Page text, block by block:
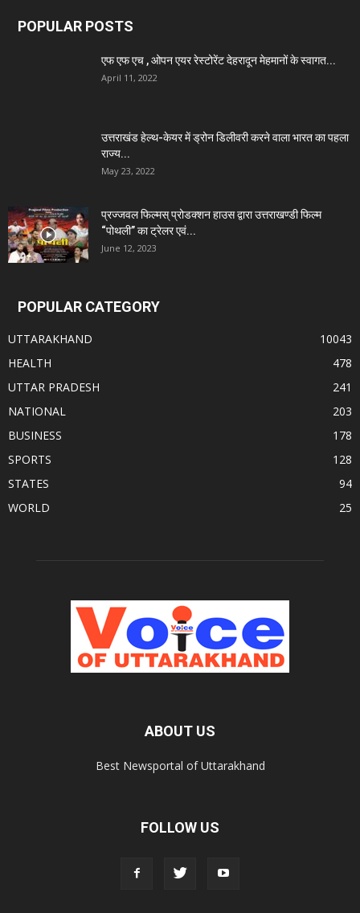
POPULAR POSTS
एफ एफ एच , ओपन एयर रेस्टोरेंट देहरादून मेहमानों के स्वागत...
April 11, 2022
उत्तराखंड हेल्थ-केयर में ड्रोन डिलीवरी करने वाला भारत का पहला
राज्य...
May 23, 2022
प्रज्जवल फिल्मस् प्रोडक्शन हाउस द्वारा उत्तराखण्डी फिल्म
“पोथली” का ट्रेलर एवं...
June 12, 2023
POPULAR CATEGORY
UTTARAKHAND
10043
HEALTH
478
UTTAR PRADESH
241
NATIONAL
203
BUSINESS
178
SPORTS
128
STATES
94
WORLD
25
ABOUT US
Best Newsportal of Uttarakhand
FOLLOW US